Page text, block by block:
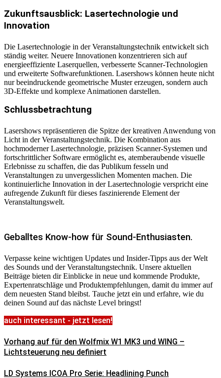
Zukunftsausblick: Lasertechnologie und
Innovation
Die Lasertechnologie in der Veranstaltungstechnik entwickelt sich
ständig weiter. Neuere Innovationen konzentrieren sich auf
energieeffiziente Laserquellen, verbesserte Scanner-Technologien
und erweiterte Softwarefunktionen. Lasershows können heute nicht
nur beeindruckende geometrische Muster erzeugen, sondern auch
3D-Effekte und komplexe Animationen darstellen.
Schlussbetrachtung
Lasershows repräsentieren die Spitze der kreativen Anwendung von
Licht in der Veranstaltungstechnik. Die Kombination aus
hochmoderner Lasertechnologie, präzisen Scanner-Systemen und
fortschrittlicher Software ermöglicht es, atemberaubende visuelle
Erlebnisse zu schaffen, die das Publikum fesseln und
Veranstaltungen zu unvergesslichen Momenten machen. Die
kontinuierliche Innovation in der Lasertechnologie verspricht eine
aufregende Zukunft für dieses faszinierende Element der
Veranstaltungswelt.
Geballtes Know-how für Sound-Enthusiasten.
Verpasse keine wichtigen Updates und Insider-Tipps aus der Welt
des Sounds und der Veranstaltungstechnik. Unsere aktuellen
Beiträge bieten dir Einblicke in neue und kommende Produkte,
Expertenratschläge und Produktempfehlungen, damit du immer auf
dem neuesten Stand bleibst. Tauche jetzt ein und erfahre, wie du
deinen Sound auf das nächste Level bringst!
auch interessant - jetzt lesen!
Vorhang auf für den Wolfmix W1 MK3 und WING –
Lichtsteuerung neu definiert
LD Systems ICOA Pro Serie: Headlining Punch